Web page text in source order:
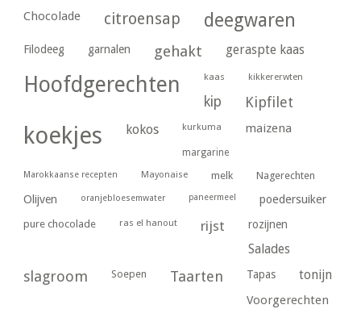
Chocolade citroensap deegwaren
Filodeeg garnalen gehakt geraspte kaas
Hoofdgerechten kaas kikkererwten
kip Kipfilet
koekjes kokos kurkuma maizena
margarine
Marokkaanse recepten Mayonaise melk Nagerechten
Olijven oranjebloesemwater paneermeel poedersuiker
pure chocolade ras el hanout rijst rozijnen
Salades
slagroom Soepen Taarten Tapas tonijn
Voorgerechten